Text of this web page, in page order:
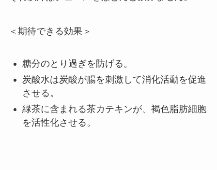
＜期待できる効果＞
糖分のとり過ぎを防げる。
炭酸水は炭酸が腸を刺激して消化活動を促進
させる。
緑茶に含まれる茶カテキンが、褐色脂肪細胞
を活性化させる。